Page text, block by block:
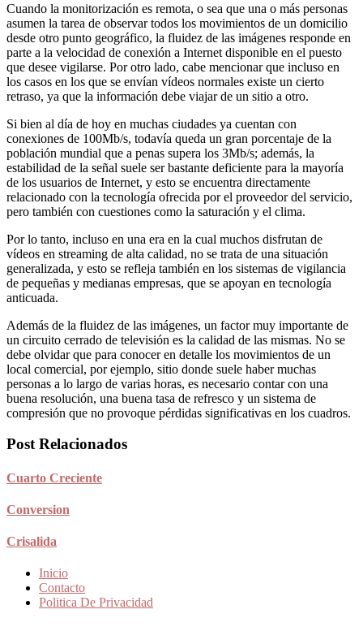
Cuando la monitorización es remota, o sea que una o más personas
asumen la tarea de observar todos los movimientos de un domicilio
desde otro punto geográfico, la fluidez de las imágenes responde en
parte a la velocidad de conexión a Internet disponible en el puesto
que desee vigilarse. Por otro lado, cabe mencionar que incluso en
los casos en los que se envían vídeos normales existe un cierto
retraso, ya que la información debe viajar de un sitio a otro.
Si bien al día de hoy en muchas ciudades ya cuentan con
conexiones de 100Mb/s, todavía queda un gran porcentaje de la
población mundial que a penas supera los 3Mb/s; además, la
estabilidad de la señal suele ser bastante deficiente para la mayoría
de los usuarios de Internet, y esto se encuentra directamente
relacionado con la tecnología ofrecida por el proveedor del servicio,
pero también con cuestiones como la saturación y el clima.
Por lo tanto, incluso en una era en la cual muchos disfrutan de
vídeos en streaming de alta calidad, no se trata de una situación
generalizada, y esto se refleja también en los sistemas de vigilancia
de pequeñas y medianas empresas, que se apoyan en tecnología
anticuada.
Además de la fluidez de las imágenes, un factor muy importante de
un circuito cerrado de televisión es la calidad de las mismas. No se
debe olvidar que para conocer en detalle los movimientos de un
local comercial, por ejemplo, sitio donde suele haber muchas
personas a lo largo de varias horas, es necesario contar con una
buena resolución, una buena tasa de refresco y un sistema de
compresión que no provoque pérdidas significativas en los cuadros.
Post Relacionados
Cuarto Creciente
Conversion
Crisalida
Inicio
Contacto
Politica De Privacidad